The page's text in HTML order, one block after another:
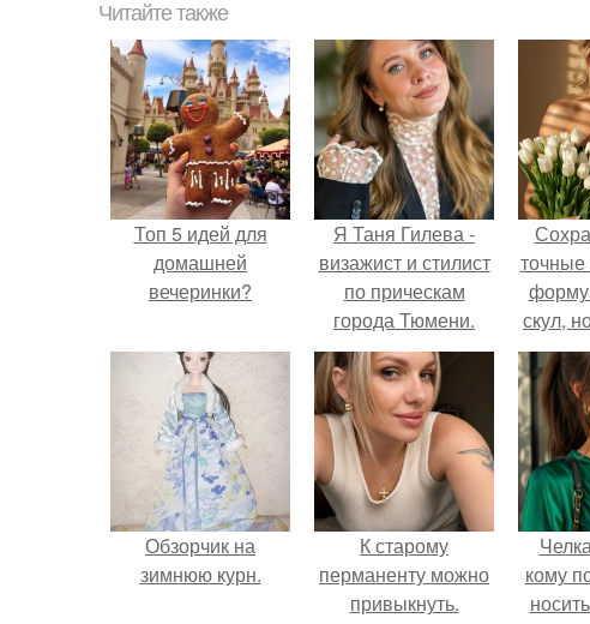
Читайте также
Топ 5 идей для
домашней
вечеринки?
Я Таня Гилева -
визажист и стилист
по прическам
города Тюмени.
форму
скул,
Обзорчик на
зимнюю курн.
К старому
перманенту можно
привыкнуть.
кому